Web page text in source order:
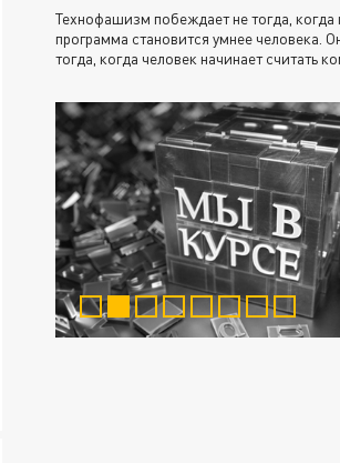
Технофашизм побеждает не тогда, когда
программа становится умнее человека.
тогда, когда человек начинает считать